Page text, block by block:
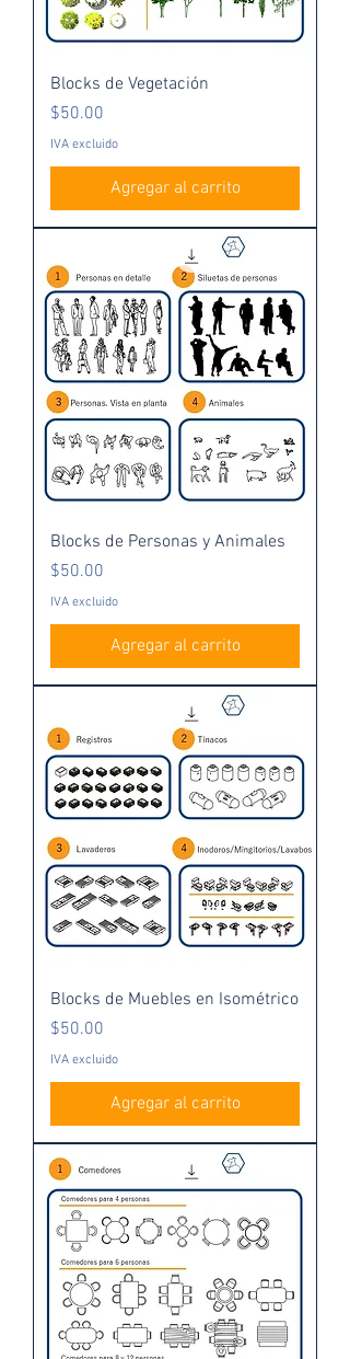
Blocks de Vegetación
Precio
$50.00
IVA excluido
Agregar al carrito
Blocks de Personas y Animales
Precio
$50.00
IVA excluido
Agregar al carrito
Blocks de Muebles en Isométrico
Precio
$50.00
IVA excluido
Agregar al carrito